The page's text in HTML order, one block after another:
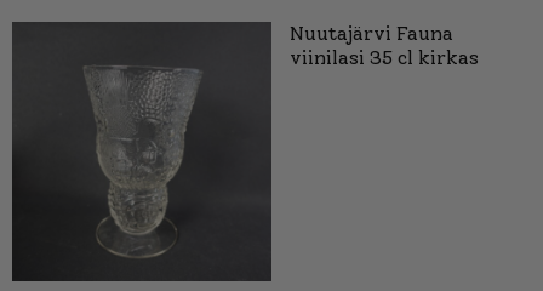
Nuutajärvi Fauna
viinilasi 35 cl kirkas